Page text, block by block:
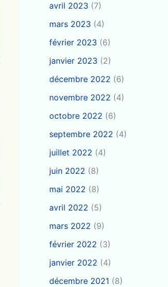
avril 2023 (7)
mars 2023 (4)
février 2023 (6)
janvier 2023 (2)
décembre 2022 (6)
novembre 2022 (4)
octobre 2022 (6)
septembre 2022 (4)
juillet 2022 (4)
juin 2022 (8)
mai 2022 (8)
avril 2022 (5)
mars 2022 (9)
février 2022 (3)
janvier 2022 (4)
décembre 2021 (8)